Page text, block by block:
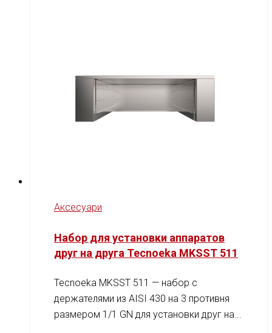
Аксесуари
Набор для установки аппаратов
друг на друга Tecnoeka MKSST 511
Tecnoeka MKSST 511 — набор с
держателями из AISI 430 на 3 противня
размером 1/1 GN для установки друг на...